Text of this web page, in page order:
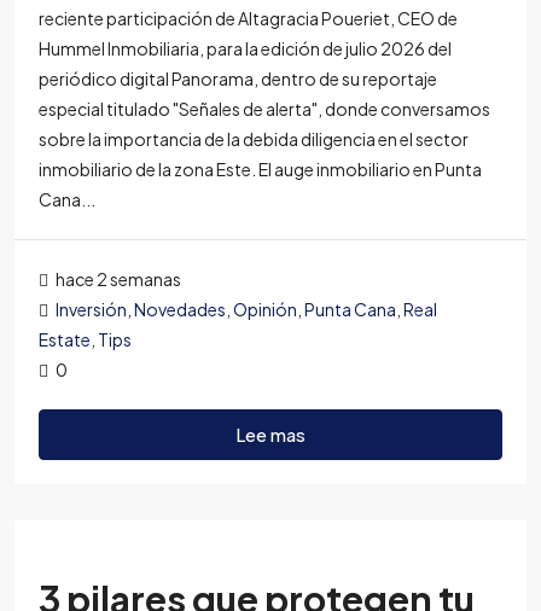
reciente participación de Altagracia Poueriet, CEO de
Hummel Inmobiliaria, para la edición de julio 2026 del
periódico digital Panorama, dentro de su reportaje
especial titulado "Señales de alerta", donde conversamos
sobre la importancia de la debida diligencia en el sector
inmobiliario de la zona Este. El auge inmobiliario en Punta
Cana...
hace 2 semanas
Inversión Novedades Opinión Punta Cana Real
Estate Tips
0
Lee mas
3 pilares que protegen tu